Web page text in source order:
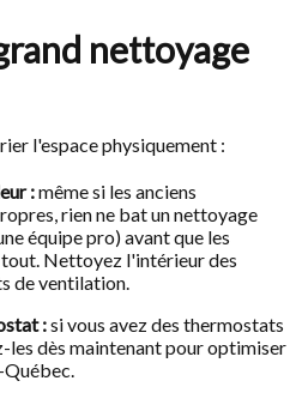
nettoyage
l'espace physiquement :
:même si les anciens
rien ne bat un nettoyage
équipe pro) avant que les
tout. Nettoyez l'intérieur des
de ventilation.
:si vous avez des thermostats
dès maintenant pour optimiser